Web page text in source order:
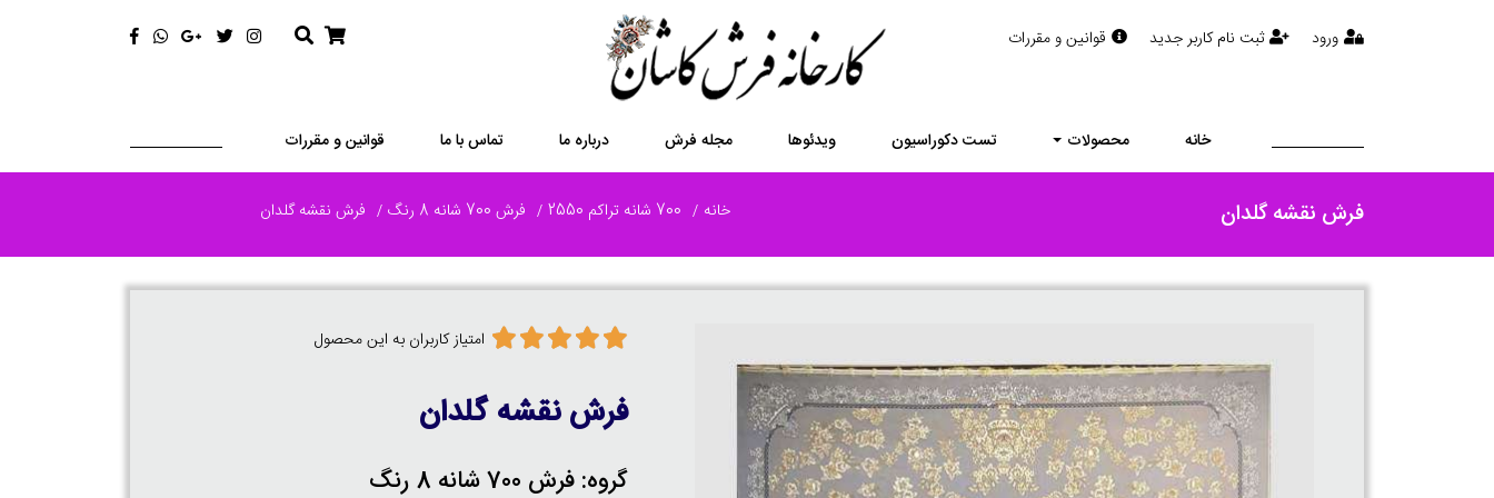
ورود ثبت نام کاربر جدید قوانین و مقررات
خانه محصولات تست دکوراسیون ویدئوها مجله فرش درباره ما تماس با ما قوانین و مقررات
فرش نقشه گلدان خانه 700 شانه تراکم 2550 فرش 700 شانه 8 رنگ فرش نقشه گلدان
امتیاز کاربران به این محصول
فرش نقشه گلدان
گروه: فرش 700 شانه 8 رنگ